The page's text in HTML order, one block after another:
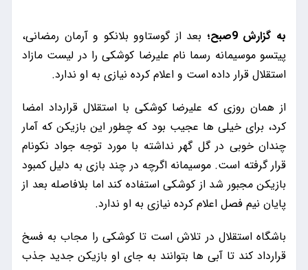
به گزارش 9صبح؛
بعد از گوستاوو بلانکو و آرمان رمضانی،
پیتسو موسیمانه رسما نام علیرضا کوشکی را در لیست مازاد
استقلال قرار داده است و اعلام کرده نیازی به او ندارد.
از همان روزی که علیرضا کوشکی با استقلال قرارداد امضا
کرد، برای خیلی ها عجیب بود که چطور این بازیکن که آمار
چندان خوبی در گل گهر نداشته با مورد توجه جواد نکونام
قرار گرفته است. موسیمانه اگرچه در چند بازی به دلیل کمبود
بازیکن مجبور شد از کوشکی استفاده کند اما بلافاصله بعد از
پایان نیم فصل اعلام کرده نیازی به او ندارد.
باشگاه استقلال در تلاش است تا کوشکی را مجاب به فسخ
قرارداد کند تا آبی ها بتوانند به جای او بازیکن جدید جذب